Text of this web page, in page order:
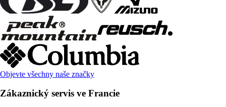
Objevte všechny naše značky
Zákaznický servis ve Francie